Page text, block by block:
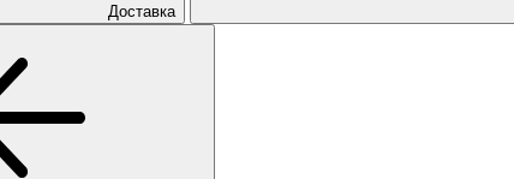
Доставка